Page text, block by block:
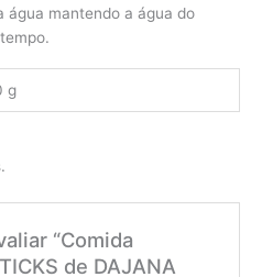
água mantendo a água do
g
“Comida
de DAJANA